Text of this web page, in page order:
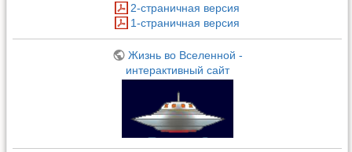
2-страничная версия
1-страничная версия
Жизнь во Вселенной -
интерактивный сайт